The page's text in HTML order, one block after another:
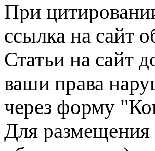
При
ссылка на сайт
Статьи на сайт
ваши права
через форму
Для размещения